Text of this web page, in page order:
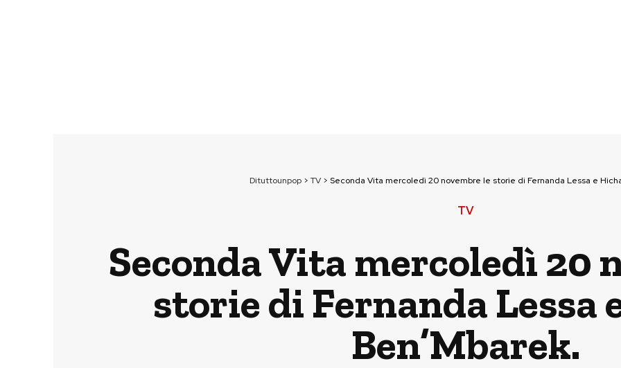
Dituttounpop > TV > Seconda Vita mercoledì 20 novembre le storie di Fernanda Lessa e
TV
Seconda Vita mercoledì 20
storie di Fernanda Lessa
Ben’Mbarek.